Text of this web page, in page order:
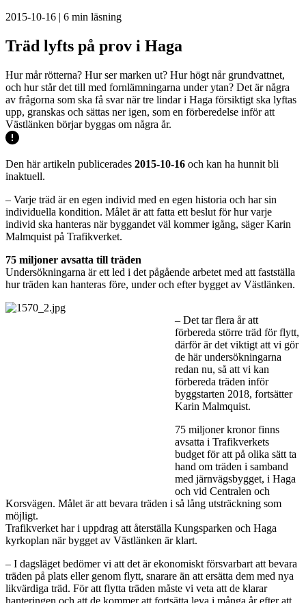
2015-10-16 | 6 min läsning
Träd lyfts på prov i Haga
Hur mår rötterna? Hur ser marken ut? Hur högt når grundvattnet,
och hur står det till med fornlämningarna under ytan? Det är några
av frågorna som ska få svar när tre lindar i Haga försiktigt ska lyftas
upp, granskas och sättas ner igen, som en förberedelse inför att
Västlänken börjar byggas om några år.
Den här artikeln publicerades 2015-10-16 och kan ha hunnit bli
inaktuell.
– Varje träd är en egen individ med en egen historia och har sin
individuella kondition. Målet är att fatta ett beslut för hur varje
individ ska hanteras när byggandet väl kommer igång, säger Karin
Malmquist på Trafikverket.
75 miljoner avsatta till träden
Undersökningarna är ett led i det pågående arbetet med att fastställa
hur träden kan hanteras före, under och efter bygget av Västlänken.
– Det tar flera år att
förbereda större träd för flytt,
därför är det viktigt att vi gör
de här undersökningarna
redan nu, så att vi kan
förbereda träden inför
byggstarten 2018, fortsätter
Karin Malmquist.
75 miljoner kronor finns
avsatta i Trafikverkets
budget för att på olika sätt ta
hand om träden i samband
med järnvägsbygget, i Haga
och vid Centralen och
Korsvägen. Målet är att bevara träden i så lång utsträckning som
möjligt.
Trafikverket har i uppdrag att återställa Kungsparken och Haga
kyrkoplan när bygget av Västlänken är klart.
– I dagsläget bedömer vi att det är ekonomiskt försvarbart att bevara
träden på plats eller genom flytt, snarare än att ersätta dem med nya
likvärdiga träd. För att flytta träden måste vi veta att de klarar
hanteringen och att de kommer att fortsätta leva i många år efter att